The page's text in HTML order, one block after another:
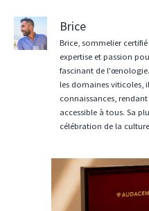
Brice
Brice, sommelier
expertise et passion
fascinant de l'œnologie.
les domaines viticoles,
connaissances,
accessible à tous. Sa
célébration de la